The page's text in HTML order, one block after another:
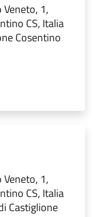
1,
CS, Italia
Cosentino
1,
CS, Italia
Castiglione